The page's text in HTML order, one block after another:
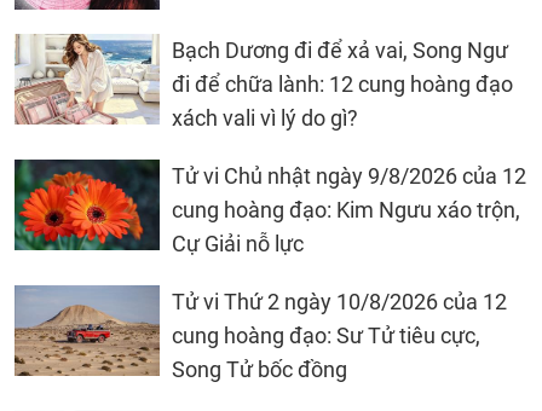
Bạch Dương đi để xả vai, Song Ngư
đi để chữa lành: 12 cung hoàng đạo
xách vali vì lý do gì?
Tử vi Chủ nhật ngày 9/8/2026 của 12
cung hoàng đạo: Kim Ngưu xáo trộn,
Cự Giải nỗ lực
Tử vi Thứ 2 ngày 10/8/2026 của 12
cung hoàng đạo: Sư Tử tiêu cực,
Song Tử bốc đồng